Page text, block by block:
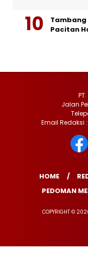
Tambang
Pacitan
Jalan
Email Redaksi
HOME
PEDOMAN
COPYRIGHT ©